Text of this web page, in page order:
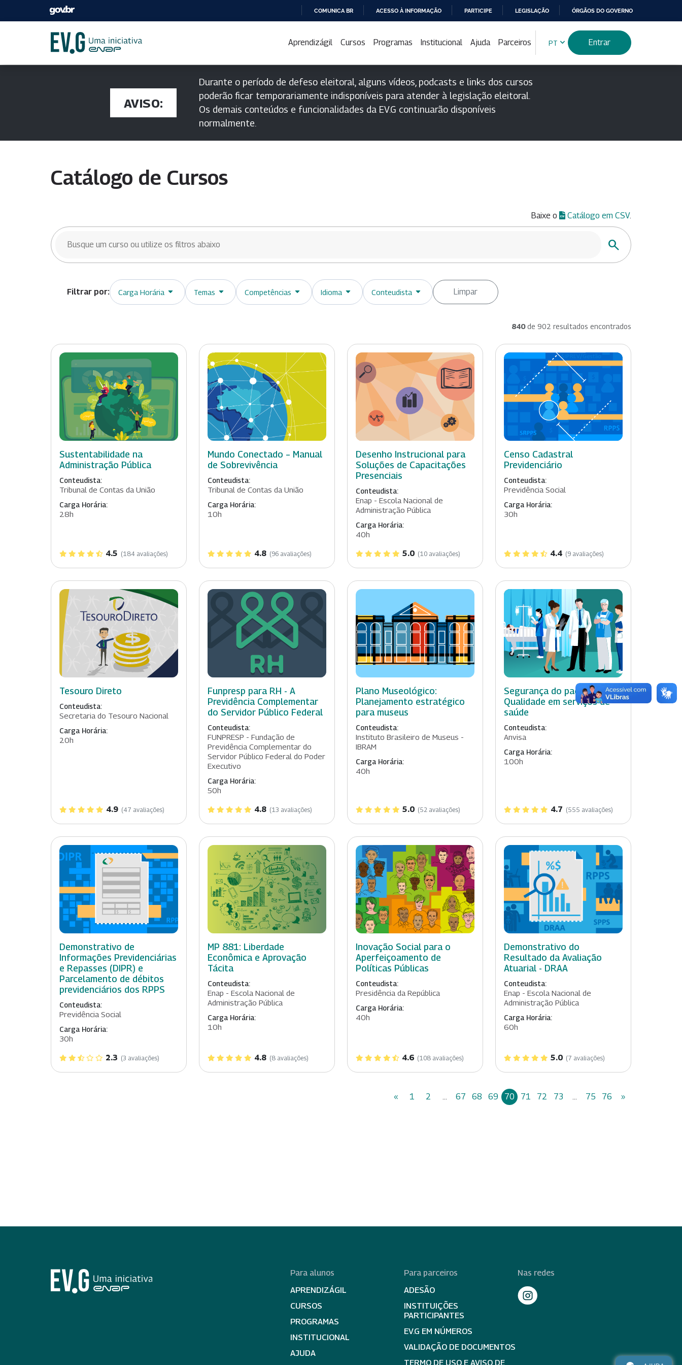
PARA
CONTEÚDO
COMUNICA BR ACESSO À INFORMAÇÃO PARTICIPE LEGISLAÇÃO ÓRGÃOS DO GOVERNO
Aprendizágil Cursos Programas Institucional Ajuda Parceiros PT Entrar
AVISO:
Durante o período de defeso eleitoral, alguns vídeos, podcasts e links dos cursos
poderão ficar temporariamente indisponíveis para atender à legislação eleitoral.
Os demais conteúdos e funcionalidades da EV.G continuarão disponíveis
normalmente.
Catálogo de Cursos
Baixe o Catálogo em CSV.
BUSCAR CURSOS
Buscar
Carga Horária Temas Competências Idioma Conteudista Limpar
840de 902 resultados encontrados
Sustentabilidade na
Administração Pública
Conteudista:
Tribunal de Contas da União
Carga Horária:
28h
4.5 (184 avaliações)
Mundo Conectado – Manual
de Sobrevivência
Conteudista:
Tribunal de Contas da União
Carga Horária:
10h
4.8 (96 avaliações)
Desenho Instrucional para
Soluções de Capacitações
Presenciais
Conteudista:
Enap - Escola Nacional de
Administração Pública
Carga Horária:
40h
5.0 (10 avaliações)
Censo Cadastral
Previdenciário
Conteudista:
Previdência Social
Carga Horária:
30h
4.4 (9 avaliações)
Tesouro Direto
Conteudista:
Secretaria do Tesouro Nacional
Carga Horária:
20h
4.9 (47 avaliações)
Funpresp para RH - A
Previdência Complementar
do Servidor Público Federal
Conteudista:
FUNPRESP - Fundação de
Previdência Complementar do
Servidor Público Federal do Poder
Executivo
Carga Horária:
50h
4.8 (13 avaliações)
Plano Museológico:
Planejamento estratégico
para museus
Conteudista:
Instituto Brasileiro de Museus -
IBRAM
Carga Horária:
40h
5.0 (52 avaliações)
Segurança do paciente e
Qualidade em serviços de
saúde
Conteudista:
Anvisa
Carga Horária:
100h
4.7 (555 avaliações)
Demonstrativo de
Informações Previdenciárias
e Repasses (DIPR) e
Parcelamento de débitos
previdenciários dos RPPS
Conteudista:
Previdência Social
Carga Horária:
30h
2.3 (3 avaliações)
MP 881: Liberdade
Econômica e Aprovação
Tácita
Conteudista:
Enap - Escola Nacional de
Administração Pública
Carga Horária:
10h
4.8 (8 avaliações)
Inovação Social para o
Aperfeiçoamento de
Políticas Públicas
Conteudista:
Presidência da República
Carga Horária:
40h
4.6 (108 avaliações)
Demonstrativo do
Resultado da Avaliação
Atuarial - DRAA
Conteudista:
Enap - Escola Nacional de
Administração Pública
Carga Horária:
60h
5.0 (7 avaliações)
« 1 2 ... 67 68 69 70 71 72 73 ... 75 76 »
Para alunos
APRENDIZÁGIL
CURSOS
PROGRAMAS
INSTITUCIONAL
AJUDA
Para parceiros
ADESÃO
INSTITUIÇÕES
PARTICIPANTES
EV.G EM NÚMEROS
VALIDAÇÃO DE DOCUMENTOS
TERMO DE USO E AVISO DE
Nas redes